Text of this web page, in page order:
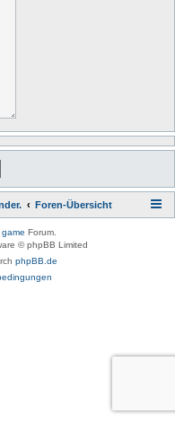
Foren-Übersicht
game Forum.
© phpBB Limited
phpBB.de